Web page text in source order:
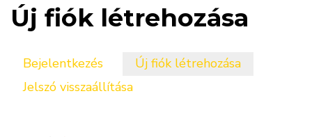
Új fiók létrehozása
Elsődleges
fülek
Bejelentkezés Új fiók létrehozása
Jelszó visszaállítása